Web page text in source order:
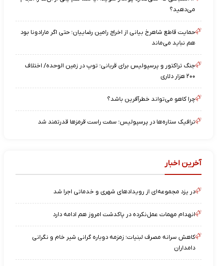
می‌دهید؟
حمایت قاطع شاهرخ بیانی از اخراج رامین رضاییان؛ حتی اگر مارادونا بود
هم نباید می‌ماند
جنگ تراکتور و پرسپولیس برای قربانی؛ توپ در زمین الوحده/ اختلاف
۲۰۰ هزار دلاری
چرا کاهو می‌تواند خطرآفرین باشد؟
ترافیک ستاره‌ها در پرسپولیس؛ سمت راست قرمزها قدرتمند شد
آخرین اخبار
در یزد مجموعه‌ای از رویدادهای شهری و خدماتی اجرا شد
انهدام مهمات عمل‌نکرده در پاکدشت امروز هم ادامه دارد
کاهش سرانه مصرف لبنیات؛ زمزمه دوباره گرانی شیر خام و نگرانی
دامداران